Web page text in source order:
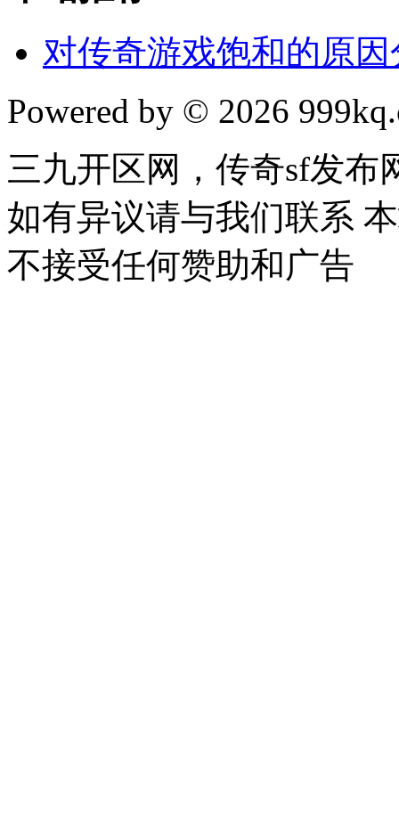
对传奇游戏饱和的原因
Powered by © 2026
三九开区网，传奇sf发布
如有异议请与我们联系
不接受任何赞助和广告